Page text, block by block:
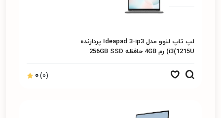
لپ تاپ لنوو مدل Ideapad 3-ip3 پردازنده
i3(1215U) رم 4GB حافظه 256GB SSD
گرافیک Intel
0(0)